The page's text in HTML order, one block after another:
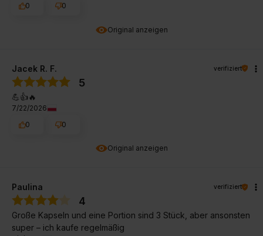
Original anzeigen
0
0
Original anzeigen
Jacek R. F. verifiziert
5
💪👍️🔥
7/22/2026
0
0
Paulina verifiziert
4
Große Kapseln und eine Portion sind 3 Stück, aber ansonsten
super – ich kaufe regelmäßig